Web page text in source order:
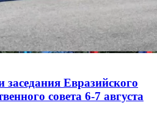
заседания Евразийского
совета 6-7 августа